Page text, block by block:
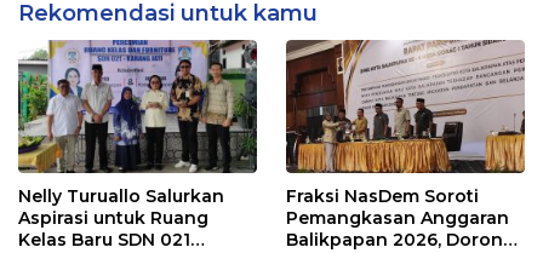
Rekomendasi untuk kamu
Nelly Turuallo Salurkan
Aspirasi untuk Ruang
Kelas Baru SDN 021
Fraksi NasDem Soroti
Pemangkasan Anggaran
Balikpapan 2026, Dorong